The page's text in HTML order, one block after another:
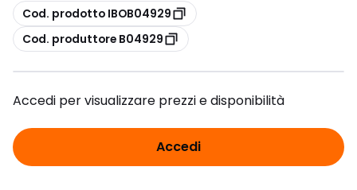
copia
Cod. prodotto IBOB04929
copia
Cod. produttore B04929
Accedi per visualizzare prezzi e disponibilità
Accedi